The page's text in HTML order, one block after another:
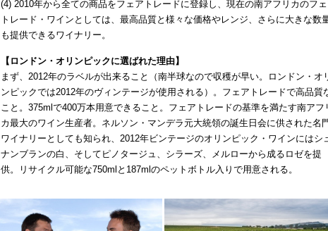
(4) 2010年から全ての商品をフェアトレードに登録し、現在の南アフリカのフ
トレード・ワインとしては、最高品質と様々な価格やレンジ、さらに大きな数
も提供できるワイナリー。
【ロンドン・オリンピックに選ばれた理由】
まず、2012年のラベルが出来ること（南半球なので収穫が早い。ロンドン・オ
ンピックでは2012年のヴィンテージが使用される）。フェアトレードで高品質
こと。375mlで400万本用意できること。フェアトレードの基準を満たす南アフ
カ最大のワイン生産者。ネルソン・マンデラ元大統領の誕生日会に供された名
ワイナリーとしても知られ、2012年ビンテージのオリンピック・ワインにはシ
ナンブランの白、そしてピノタージュ、シラーズ、メルローから成るロゼを提
供。リサイクル可能な750mlと187mlのペットボトル入りで用意される。